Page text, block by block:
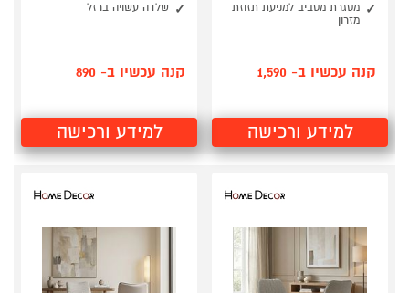
מסגרת מסביב למניעת תזוזת
מזרון
קנה עכשיו ב- 1,590
למידע ורכישה
שלדה עשויה ברזל
קנה עכשיו ב- 890
למידע ורכישה